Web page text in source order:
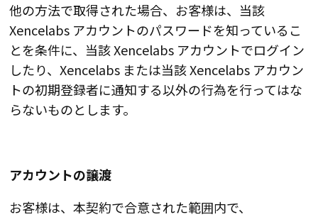
他の方法で取得された場合、お客様は、当該
Xencelabs アカウントのパスワードを知っているこ
とを条件に、当該 Xencelabs アカウントでログイン
したり、Xencelabs または当該 Xencelabs アカウン
トの初期登録者に通知する以外の行為を行ってはな
らないものとします。
アカウントの譲渡
お客様は、本契約で合意された範囲内で、